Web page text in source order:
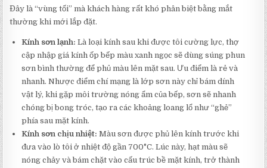
Đây là “vùng tối” mà khách hàng rất khó phân biệt bằng mắt
thường khi mới lắp đặt.
Kính sơn lạnh: Là loại kính sau khi được tôi cường lực, thợ
cập nhập giá kính ốp bếp màu xanh ngọc sẽ dùng súng phun
sơn bình thường để phủ màu lên mặt sau. Ưu điểm là rẻ và
nhanh. Nhược điểm chí mạng là lớp sơn này chỉ bám dính
vật lý, khi gặp môi trường nóng ẩm của bếp, sơn sẽ nhanh
chóng bị bong tróc, tạo ra các khoảng loang lổ như “ghẻ”
phía sau mặt kính.
Kính sơn chịu nhiệt: Màu sơn được phủ lên kính trước khi
đưa vào lò tôi ở nhiệt độ gần 700°C. Lúc này, hạt màu sẽ
nóng chảy và bám chặt vào cấu trúc bề mặt kính, trở thành